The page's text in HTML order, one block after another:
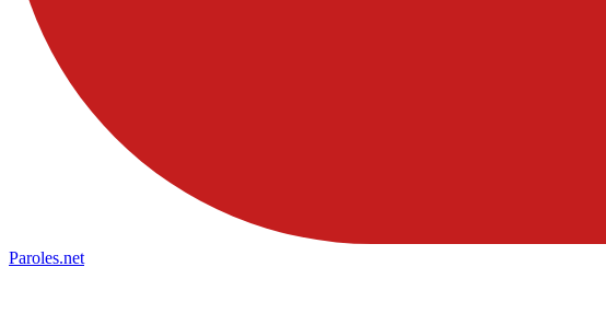
Paroles.net